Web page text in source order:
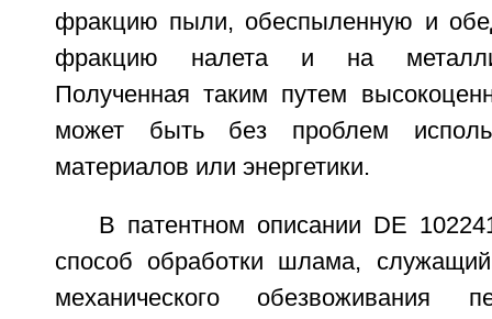
фракцию пыли, обеспыленную и
фракцию налета и на
Полученная таким путем
может быть без проблем
материалов или энергетики.
В патентном описании DE
способ обработки шлама,
механического обезвоживания